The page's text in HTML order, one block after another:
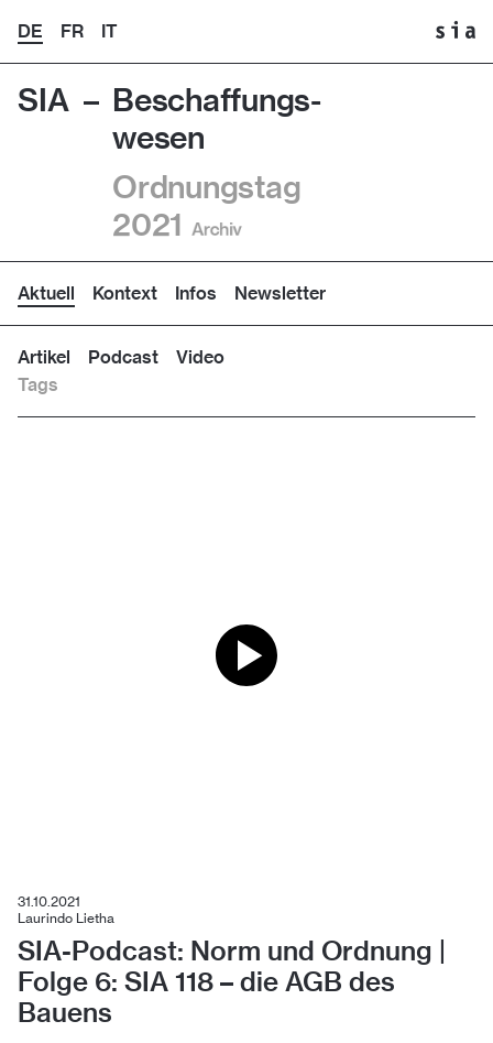
DE FR IT
SIA – Beschaffungs-
wesen
Ordnungstag
Archiv
2021
Aktuell Kontext Infos Newsletter
Artikel Podcast
Video
Tags
31.10.2021
Laurindo Lietha
SIA-Podcast: Norm und Ordnung |
Folge 6: SIA 118 – die AGB des
Bauens